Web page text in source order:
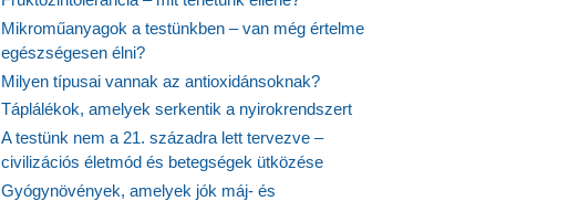
Mikroműanyagok a testünkben – van még értelme
egészségesen élni?
Milyen típusai vannak az antioxidánsoknak?
Táplálékok, amelyek serkentik a nyirokrendszert
A testünk nem a 21. századra lett tervezve –
civilizációs életmód és betegségek ütközése
Gyógynövények, amelyek jók máj- és